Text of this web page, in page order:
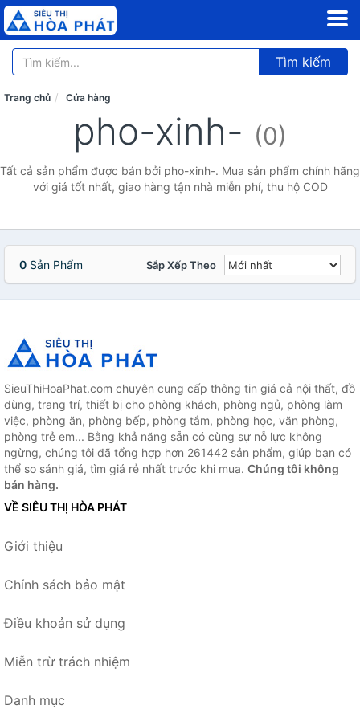
Tìm kiếm
Trang chủ Cửa hàng
pho-xinh- (0)
Tất cả sản phẩm được bán bởi pho-xinh-. Mua sản phẩm chính hãng
với giá tốt nhất, giao hàng tận nhà miễn phí, thu hộ COD
0 Sản Phẩm Sắp Xếp Theo
SieuThiHoaPhat.com chuyên cung cấp thông tin giá cả nội thất, đồ
dùng, trang trí, thiết bị cho phòng khách, phòng ngủ, phòng làm
việc, phòng ăn, phòng bếp, phòng tắm, phòng học, văn phòng,
phòng trẻ em... Bằng khả năng sẵn có cùng sự nỗ lực không
ngừng, chúng tôi đã tổng hợp hơn 261442 sản phẩm, giúp bạn có
thể so sánh giá, tìm giá rẻ nhất trước khi mua. Chúng tôi không
bán hàng.
VỀ SIÊU THỊ HÒA PHÁT
Giới thiệu
Chính sách bảo mật
Điều khoản sử dụng
Miễn trừ trách nhiệm
Danh mục